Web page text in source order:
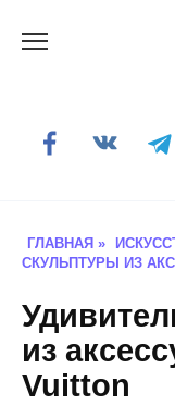
ГЛАВНАЯ »
СКУЛЬПТУРЫ ИЗ
из
Vuitton